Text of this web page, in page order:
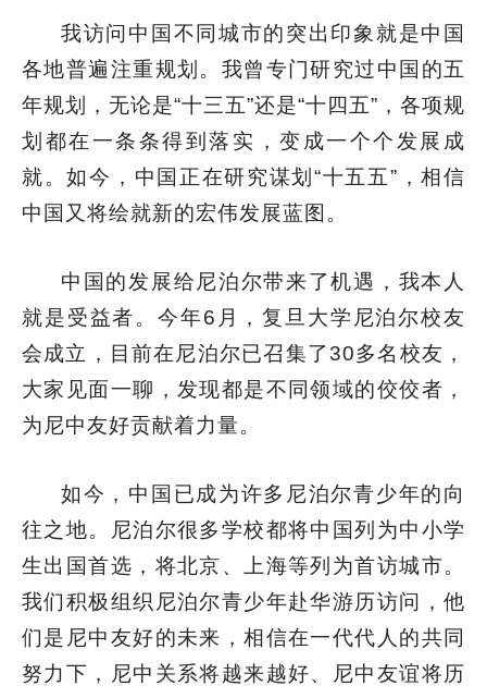
我访问中国不同城市的突出印象就是中国
各地普遍注重规划。我曾专门研究过中国的五
年规划，无论是“十三五”还是“十四五”，各项规
划都在一条条得到落实，变成一个个发展成
就。如今，中国正在研究谋划“十五五”，相信
中国又将绘就新的宏伟发展蓝图。
中国的发展给尼泊尔带来了机遇，我本人
就是受益者。今年6月，复旦大学尼泊尔校友
会成立，目前在尼泊尔已召集了30多名校友，
大家见面一聊，发现都是不同领域的佼佼者，
为尼中友好贡献着力量。
如今，中国已成为许多尼泊尔青少年的向
往之地。尼泊尔很多学校都将中国列为中小学
生出国首选，将北京、上海等列为首访城市。
我们积极组织尼泊尔青少年赴华游历访问，他
们是尼中友好的未来，相信在一代代人的共同
努力下，尼中关系将越来越好、尼中友谊将历